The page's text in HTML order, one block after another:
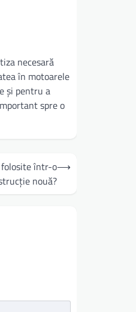
necesară
în motoarele
și pentru a
spre o
într-o
nouă?
⟶